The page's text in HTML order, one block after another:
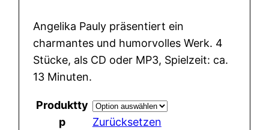
Angelika Pauly präsentiert ein
charmantes und humorvolles Werk. 4
Stücke, als CD oder MP3, Spielzeit: ca.
13 Minuten.
Produktty
p
Zurücksetzen